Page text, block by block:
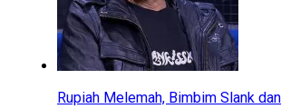
Rupiah Melemah, Bimbim Slank